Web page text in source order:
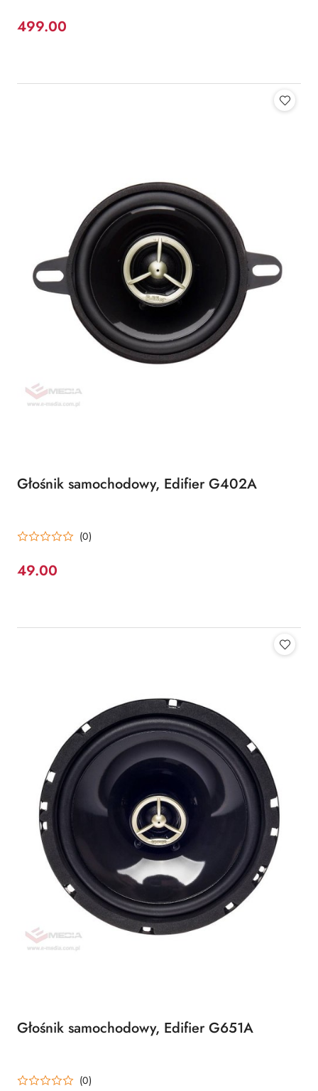
Cena:
499.00
Głośnik samochodowy, Edifier G402A
(0)
Cena:
49.00
Głośnik samochodowy, Edifier G651A
(0)